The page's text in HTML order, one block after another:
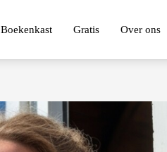
Boekenkast Gratis Over ons